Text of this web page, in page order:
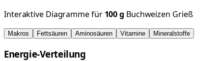
Interaktive Diagramme für 100g Buchweizen Grieß
Makros Fettsäuren Aminosäuren Vitamine Mineralstoffe
Energie-Verteilung